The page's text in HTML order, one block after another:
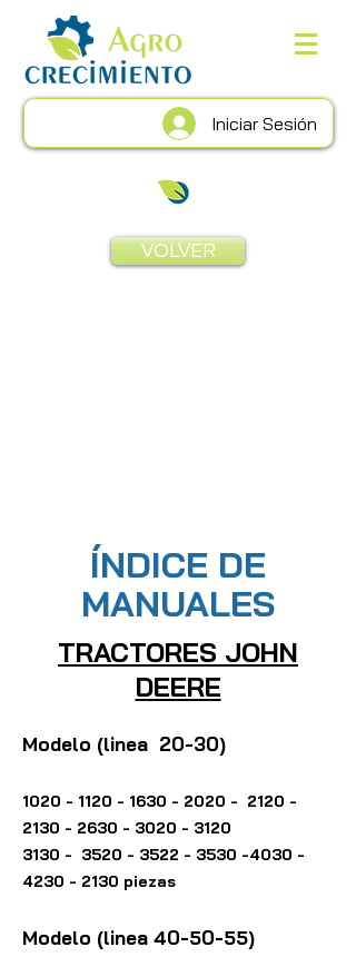
Iniciar Sesión
VOLVER
ÍNDICE DE
MANUALES
TRACTORES JOHN
DEERE
Modelo (linea 20-30)
1020 - 1120 - 1630 - 2020 - 2120 -
2130 - 2630 - 3020 - 3120
3130 - 3520 - 3522 - 3530 -4030 -
4230 - 2130 piezas
Modelo (linea 40-50-55)